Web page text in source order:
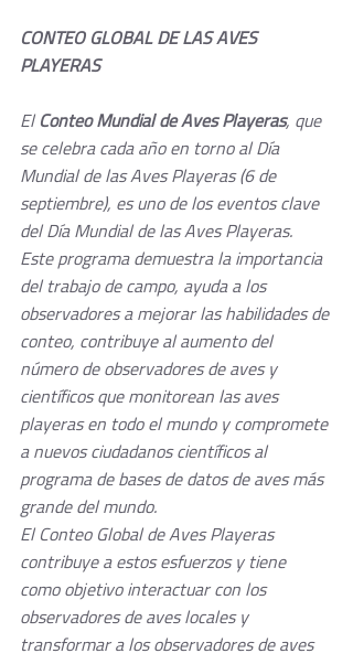
CONTEO GLOBAL DE LAS AVES
PLAYERAS
El Conteo Mundial de Aves Playeras, que
se celebra cada año en torno al Día
Mundial de las Aves Playeras (6 de
septiembre), es uno de los eventos clave
del Día Mundial de las Aves Playeras.
Este programa demuestra la importancia
del trabajo de campo, ayuda a los
observadores a mejorar las habilidades de
conteo, contribuye al aumento del
número de observadores de aves y
científicos que monitorean las aves
playeras en todo el mundo y compromete
a nuevos ciudadanos científicos al
programa de bases de datos de aves más
grande del mundo.
El Conteo Global de Aves Playeras
contribuye a estos esfuerzos y tiene
como objetivo interactuar con los
observadores de aves locales y
transformar a los observadores de aves